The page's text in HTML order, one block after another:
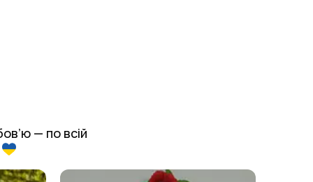
— по всій